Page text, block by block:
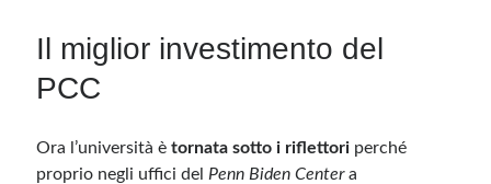
Il miglior investimento del
PCC
Ora l’università ètornata sotto i riflettori perché
proprio negli uffici del Penn Biden Centera